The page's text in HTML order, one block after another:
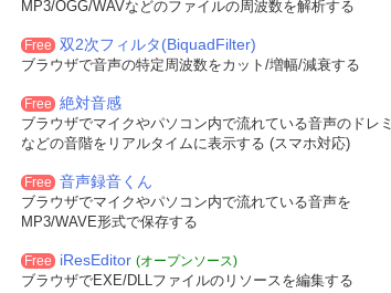
MP3/OGG/WAVなどのファイルの周波数を解析する
Free 双2次フィルタ(BiquadFilter)
ブラウザで音声の特定周波数をカット/増幅/減衰する
Free 絶対音感
ブラウザでマイクやパソコン内で流れている音声のドレミ
などの音階をリアルタイムに表示する (スマホ対応)
Free 音声録音くん
ブラウザでマイクやパソコン内で流れている音声を
MP3/WAVE形式で保存する
Free iResEditor (オープンソース)
ブラウザでEXE/DLLファイルのリソースを編集する